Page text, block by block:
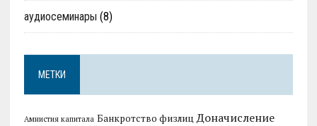
аудиосеминары (8)
МЕТКИ
Амнистия капитала Банкротство физлиц Доначисление